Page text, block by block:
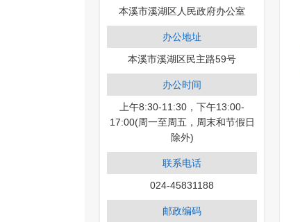
本溪市溪湖区人民政府办公室
办公地址
本溪市溪湖区民主路59号
办公时间
上午8:30-11:30，下午13:00-
17:00(周一至周五，周末和节假日
除外)
联系电话
024-45831188
邮政编码